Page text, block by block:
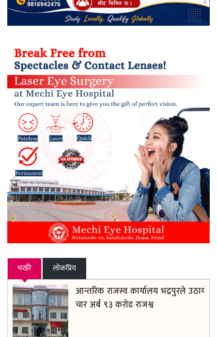
भर्खरै लाेकप्रिय
आन्तरिक राजस्व कार्यालय भद्रपुरले उठायो
चार अर्ब ९३ करोड राजश्व